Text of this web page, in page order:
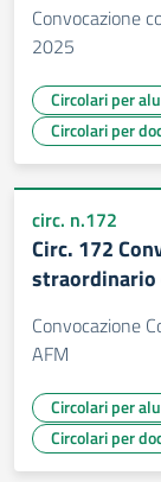
Convocazione
2025
Circolari per
Circolari per
circ. n.172
Circ. 172
straordinario
Convocazione
AFM
Circolari per
Circolari per